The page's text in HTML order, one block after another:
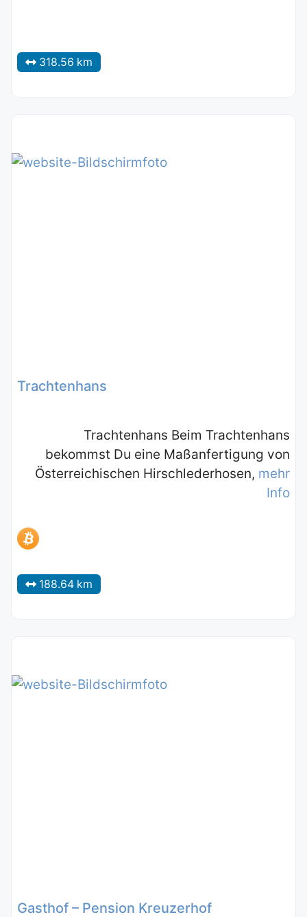
318.56 km
Trachtenhans
Trachtenhans Beim Trachtenhans
bekommst Du eine Maßanfertigung von
Österreichischen Hirschlederhosen, mehr
Info
188.64 km
Gasthof – Pension Kreuzerhof